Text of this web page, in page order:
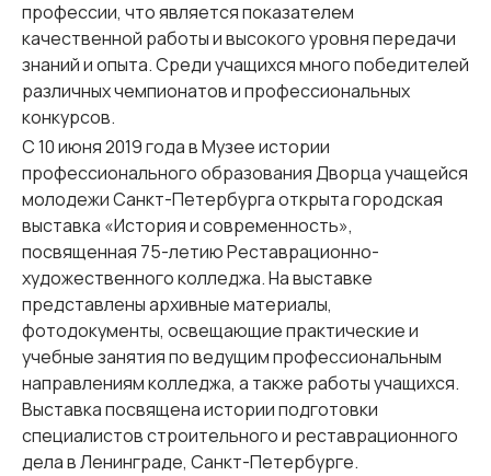
профессии, что является показателем
качественной работы и высокого уровня передачи
знаний и опыта. Среди учащихся много победителей
различных чемпионатов и профессиональных
конкурсов.
С 10 июня 2019 года в Музее истории
профессионального образования Дворца учащейся
молодежи Санкт-Петербурга открыта городская
выставка «История и современность»,
посвященная 75-летию Реставрационно-
художественного колледжа. На выставке
представлены архивные материалы,
фотодокументы, освещающие практические и
учебные занятия по ведущим профессиональным
направлениям колледжа, а также работы учащихся.
Выставка посвящена истории подготовки
специалистов строительного и реставрационного
дела в Ленинграде, Санкт-Петербурге.